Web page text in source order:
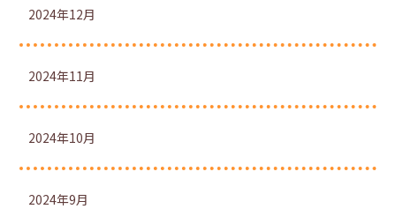
2024年12月
2024年11月
2024年10月
2024年9月